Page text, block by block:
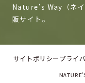
Nature’s Way（ネ
販サイト。
ネイチャーズウェイ
あった自然化粧品、
開発しています。
得したオーガニッ
サイトポリシープライ